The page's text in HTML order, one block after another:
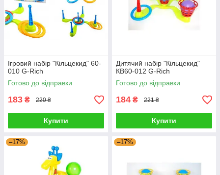
Ігровий набір "Кільцекид" 60-
010 G-Rich
Готово до відправки
183 ₴ 220 ₴
Купити
Дитячий набір "Кільцекид"
КВ60-012 G-Rich
Готово до відправки
184 ₴ 221 ₴
Купити
–17% –17%